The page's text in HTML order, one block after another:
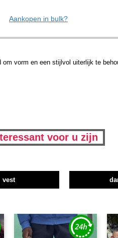
Aankopen in bulk?
vorm en een stijlvol uiterlijk te
voor u zijn
vest